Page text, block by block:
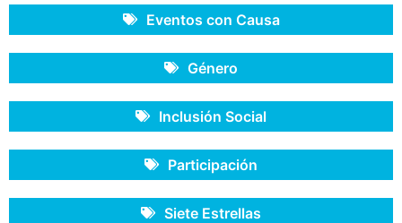
Eventos con Causa
Género
Inclusión Social
Participación
Siete Estrellas